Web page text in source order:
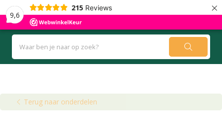
9,6
215 Reviews ×
Terug naar onderdelen